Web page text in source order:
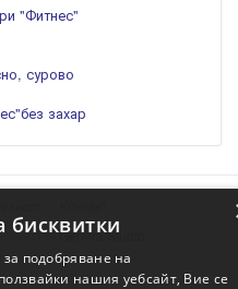
"Фитнес"
сурово
захар
ofGenera Studio
бисквитки
подобряване на
нашия уебсайт, Вие се